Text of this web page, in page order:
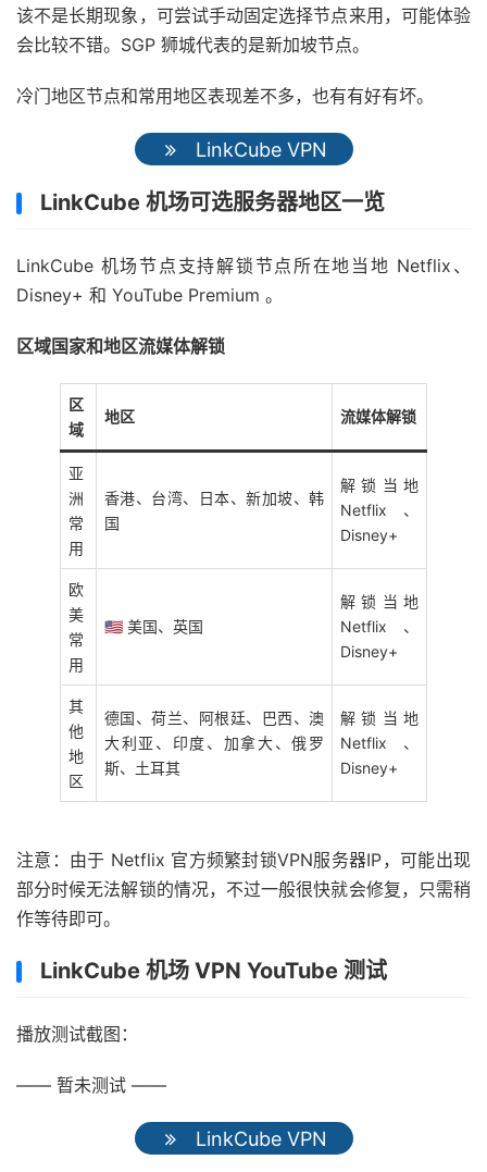
该不是长期现象，可尝试手动固定选择节点来用，可能体验
会比较不错。SGP 狮城代表的是新加坡节点。
冷门地区节点和常用地区表现差不多，也有有好有坏。
LinkCube VPN
LinkCube 机场可选服务器地区一览
LinkCube 机场节点支持解锁节点所在地当地 Netflix、
Disney+ 和 YouTube Premium 。
区域国家和地区流媒体解锁
区
域
地区 流媒体解锁
亚
洲
常
用
香港、台湾、日本、新加坡、韩
国
解锁当地
Netflix、
Disney+
欧
美
常
用
🇺🇸 美国、英国
解锁当地
Netflix、
Disney+
其
他
地
区
德国、荷兰、阿根廷、巴西、澳
大利亚、印度、加拿大、俄罗
斯、土耳其
解锁当地
Netflix、
Disney+
注意：由于 Netflix 官方频繁封锁VPN服务器IP，可能出现
部分时候无法解锁的情况，不过一般很快就会修复，只需稍
作等待即可。
LinkCube 机场 VPN YouTube 测试
播放测试截图：
—— 暂未测试 ——
LinkCube VPN